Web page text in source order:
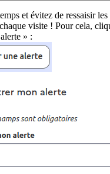
et évitez de ressaisir
visite ! Pour cela,
» :